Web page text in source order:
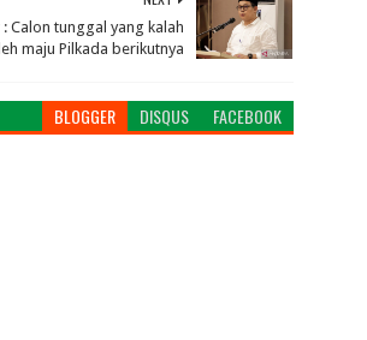
: Calon tunggal yang kalah
maju Pilkada berikutnya
BLOGGER DISQUS FACEBOOK